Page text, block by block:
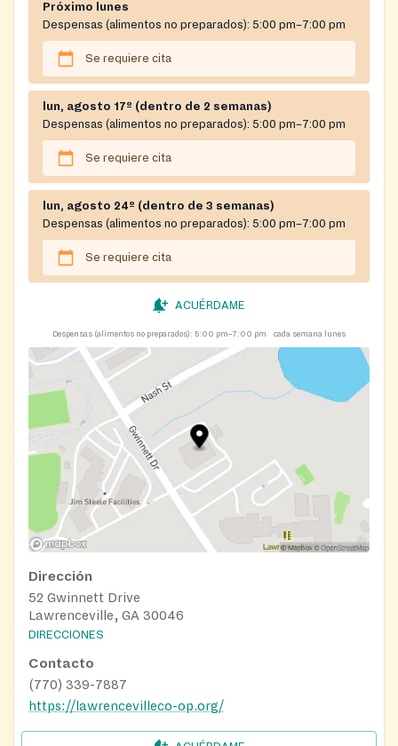
Próximo lunes
Despensas (alimentos no preparados): 5:00 pm–7:00 pm
Se requiere cita
lun, agosto 17º (dentro de 2 semanas)
Despensas (alimentos no preparados): 5:00 pm–7:00 pm
Se requiere cita
lun, agosto 24º (dentro de 3 semanas)
Despensas (alimentos no preparados): 5:00 pm–7:00 pm
Se requiere cita
ACUÉRDAME
Despensas (alimentos no preparados): 5:00 pm–7:00 pm cada semana lunes
Dirección
52 Gwinnett Drive
Lawrenceville, GA 30046
DIRECCIONES
Contacto
(770) 339-7887
https://lawrencevilleco-op.org/